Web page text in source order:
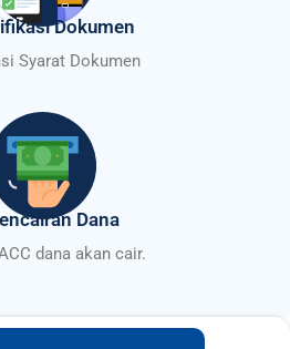
Dokumen
Syarat Dokumen
Dana
dana akan cair.